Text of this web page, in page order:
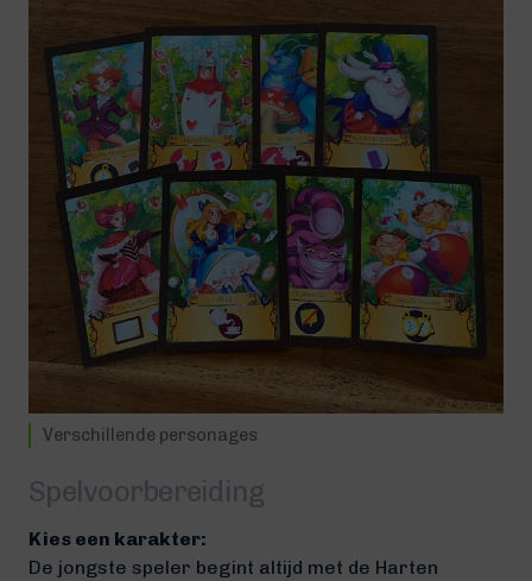
Verschillende personages
Spelvoorbereiding
Kies een karakter:
De jongste speler begint altijd met de Harten